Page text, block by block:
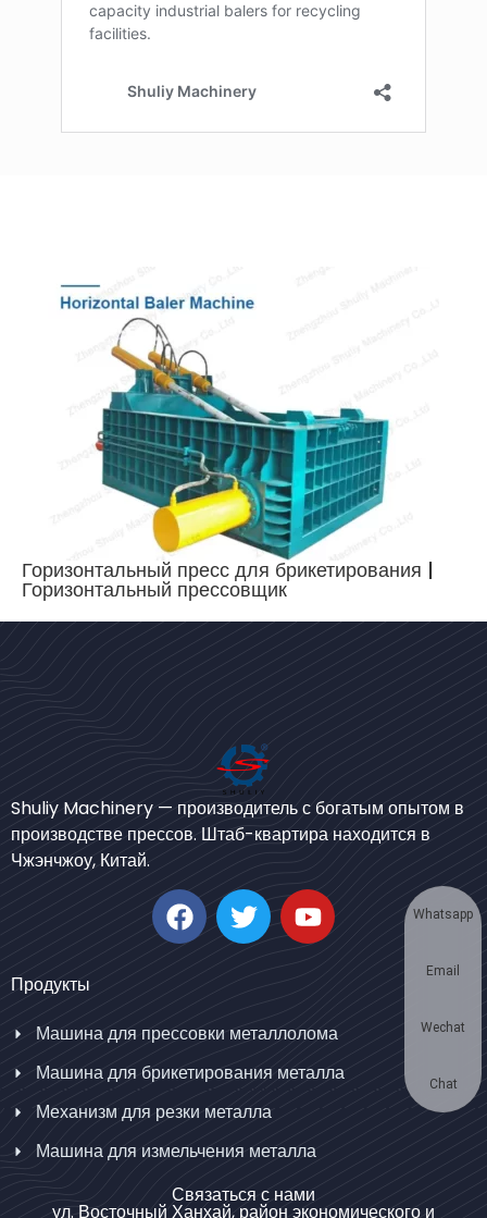
Горизонтальный пресс для брикетирования |
Горизонтальный прессовщик
Shuliy Machinery — производитель с богатым опытом в
производстве прессов. Штаб-квартира находится в
Чжэнчжоу, Китай.
Продукты
Машина для прессовки металлолома
Машина для брикетирования металла
Механизм для резки металла
Машина для измельчения металла
Связаться с нами
ул. Восточный Ханхай, район экономического и
Chinese
Swahili
German
Japanese
Whatsapp
Email
Wechat
Chat